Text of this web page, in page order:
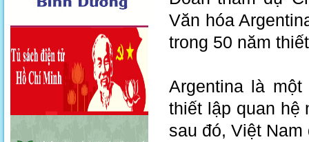
Văn hóa
trong 50 năm
Argentina là
thiết lập quan hệ
sau đó, Việt